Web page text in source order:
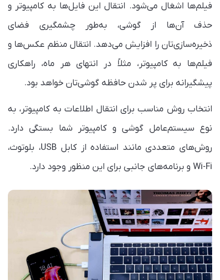
فیلم‌ها اشغال می‌شود. انتقال این فایل‌ها به کامپیوتر و
حذف آن‌ها از گوشی، به‌طور چشمگیری فضای
ذخیره‌سازی‌تان را افزایش می‌دهد. انتقال منظم عکس‌ها و
فیلم‌ها به کامپیوتر، مثلاً در انتهای هر ماه، راهکاری
پیشگیرانه برای پر شدن حافظه گوشی‌تان خواهد بود.
انتخاب روش مناسب برای انتقال اطلاعات به کامپیوتر، به
نوع سیستم‌عامل گوشی و کامپیوتر شما بستگی دارد.
روش‌های متعددی مانند استفاده از کابل USB، بلوتوث،
Wi-Fi و برنامه‌های جانبی برای این منظور وجود دارد.